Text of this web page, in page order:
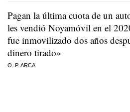
Pagan la última cuota de un
les vendió Noyamóvil en el
fue inmovilizado dos años
dinero tirado»
O. P. ARCA